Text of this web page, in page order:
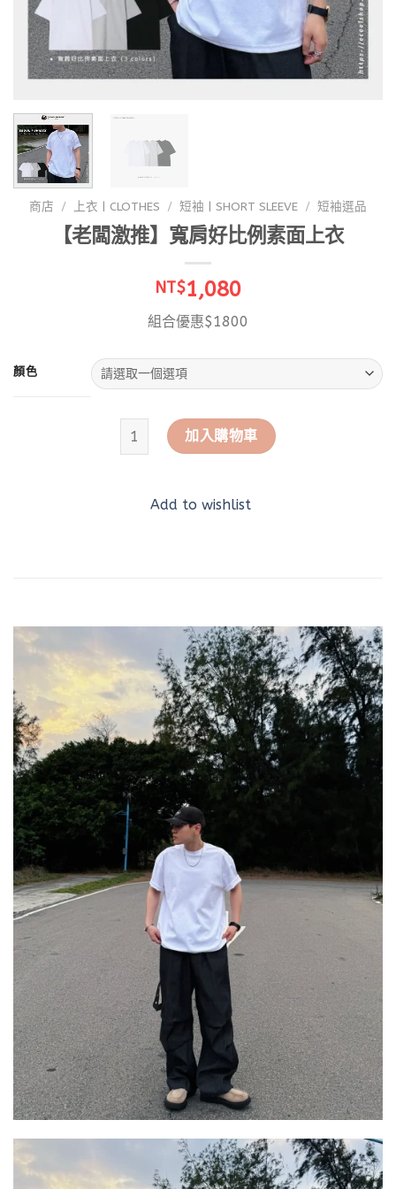
商店 / 上衣 | CLOTHES / 短袖 | SHORT SLEEVE / 短袖選品
【老闆激推】寬肩好比例素面上衣
NT$1,080
組合優惠$1800
顏色
【老闆激推】寬肩好比例素面上衣 數量
加入購物車
Add to wishlist